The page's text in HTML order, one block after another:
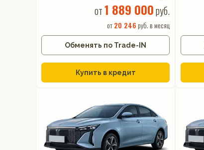
от1 889 000руб.
от20 246 руб. в месяц
Обменять по Trade-IN
Купить в кредит